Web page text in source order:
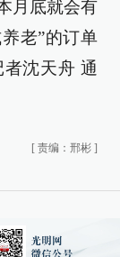
月底就会有
老”的订单
沈天舟 通
[ 责编：邢彬 ]